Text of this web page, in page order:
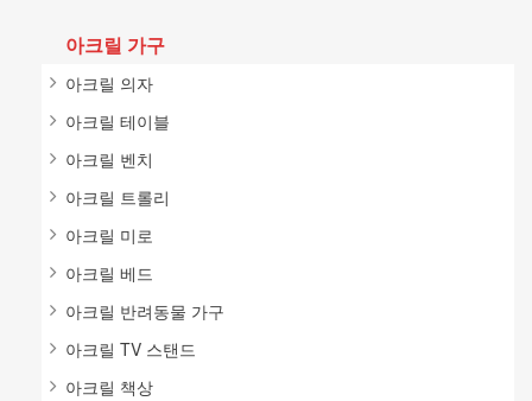
아크릴 가구
아크릴 의자
아크릴 테이블
아크릴 벤치
아크릴 트롤리
아크릴 미로
아크릴 베드
아크릴 반려동물 가구
아크릴 TV 스탠드
아크릴 책상